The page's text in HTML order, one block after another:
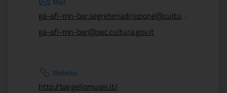
ga-afi-mn-bar.segreteriadirezione@cultura.gov.it
ga-afi-mn-bar@pec.cultura.gov.it
Website
http://bargellomusei.it/